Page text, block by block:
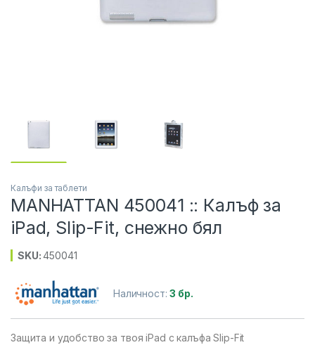
Калъфи за таблети
MANHATTAN 450041 :: Калъф за
iPad, Slip-Fit, снежно бял
SKU:450041
Наличност:3 бр.
Защита и удобство за твоя iPad с калъфа Slip-Fit